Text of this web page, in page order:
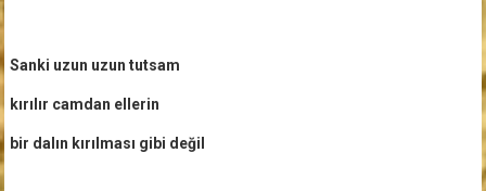
Sanki uzun uzun tutsam
kırılır camdan ellerin
bir dalın kırılması gibi değil